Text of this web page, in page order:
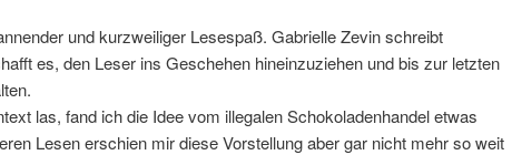
und kurzweiliger Lesespaß. Gabrielle Zevin schreibt
es, den Leser ins Geschehen hineinzuziehen und bis zur letzten
las, fand ich die Idee vom illegalen Schokoladenhandel etwas
Lesen erschien mir diese Vorstellung aber gar nicht mehr so weit